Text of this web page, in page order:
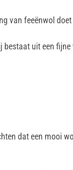
van feeënwol
uit een
dat een mooi